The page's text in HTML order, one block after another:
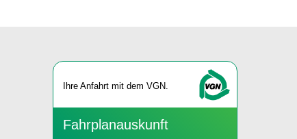
Ihre An­fahrt mit dem VGN.
Fahr­plan­aus­kunft